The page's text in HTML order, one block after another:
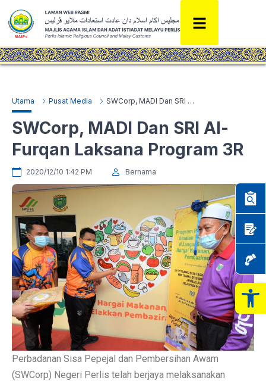
Utama Pusat Media SWCorp, MADI Dan SRI Al-Furqan Laksana Program 3R
SWCorp, MADI Dan SRI Al-
Furqan Laksana Program 3R
2020/12/10 1:42 PM Bernama
Perbadanan Sisa Pepejal dan Pembersihan Awam
(SWCorp) Negeri Perlis telah berjaya melaksanakan